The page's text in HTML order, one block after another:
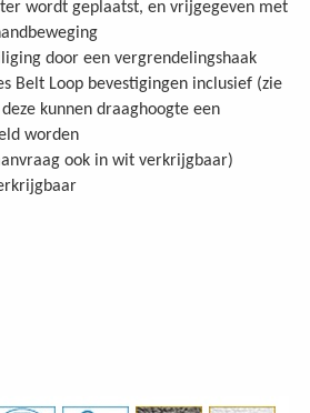
wordt geplaatst, en vrijgegeven met
door een vergrendelingshaak
Belt Loop bevestigingen inclusief (zie
kunnen draaghoogte een
worden
ook in wit verkrijgbaar)